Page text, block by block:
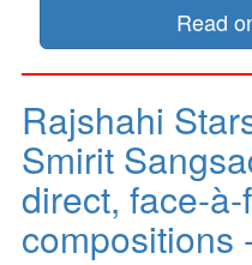
Read
Rajshahi
Smirit
direct, face-
compositions